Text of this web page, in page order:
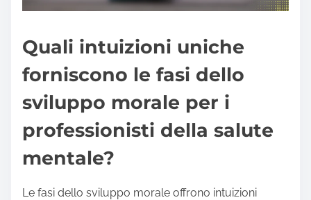
Quali intuizioni uniche
forniscono le fasi dello
sviluppo morale per i
professionisti della salute
mentale?
Le fasi dello sviluppo morale offrono intuizioni